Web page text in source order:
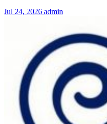
Jul 24, 2026 admin